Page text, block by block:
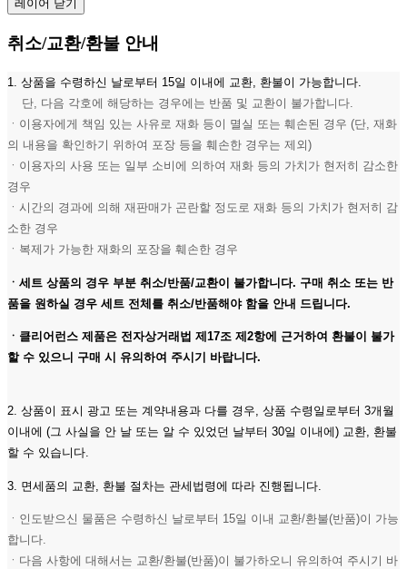
레이어 닫기
취소/교환/환불 안내
1. 상품을 수령하신 날로부터 15일 이내에 교환, 환불이 가능합니다.
단, 다음 각호에 해당하는 경우에는 반품 및 교환이 불가합니다.
ㆍ이용자에게 책임 있는 사유로 재화 등이 멸실 또는 훼손된 경우 (단, 재화
의 내용을 확인하기 위하여 포장 등을 훼손한 경우는 제외)
ㆍ이용자의 사용 또는 일부 소비에 의하여 재화 등의 가치가 현저히 감소한
경우
ㆍ시간의 경과에 의해 재판매가 곤란할 정도로 재화 등의 가치가 현저히 감
소한 경우
ㆍ복제가 가능한 재화의 포장을 훼손한 경우
ㆍ세트 상품의 경우 부분 취소/반품/교환이 불가합니다. 구매 취소 또는 반
품을 원하실 경우 세트 전체를 취소/반품해야 함을 안내 드립니다.
ㆍ클리어런스 제품은 전자상거래법 제17조 제2항에 근거하여 환불이 불가
할 수 있으니 구매 시 유의하여 주시기 바랍니다.
2. 상품이 표시 광고 또는 계약내용과 다를 경우, 상품 수령일로부터 3개월
이내에 (그 사실을 안 날 또는 알 수 있었던 날부터 30일 이내에) 교환, 환불
할 수 있습니다.
3. 면세품의 교환, 환불 절차는 관세법령에 따라 진행됩니다.
ㆍ인도받으신 물품은 수령하신 날로부터 15일 이내 교환/환불(반품)이 가능
합니다.
ㆍ다음 사항에 대해서는 교환/환불(반품)이 불가하오니 유의하여 주시기 바